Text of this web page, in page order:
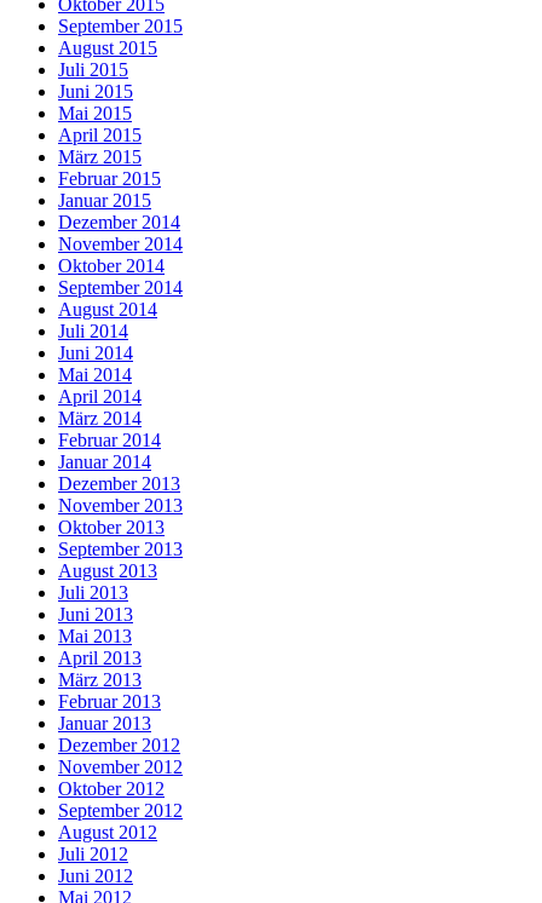
Oktober 2015
September 2015
August 2015
Juli 2015
Juni 2015
Mai 2015
April 2015
März 2015
Februar 2015
Januar 2015
Dezember 2014
November 2014
Oktober 2014
September 2014
August 2014
Juli 2014
Juni 2014
Mai 2014
April 2014
März 2014
Februar 2014
Januar 2014
Dezember 2013
November 2013
Oktober 2013
September 2013
August 2013
Juli 2013
Juni 2013
Mai 2013
April 2013
März 2013
Februar 2013
Januar 2013
Dezember 2012
November 2012
Oktober 2012
September 2012
August 2012
Juli 2012
Juni 2012
Mai 2012